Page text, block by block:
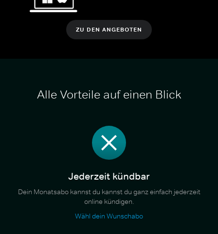
ZU DEN ANGEBOTEN
Alle Vorteile auf einen Blick
Jederzeit kündbar
Dein Monatsabo kannst du kannst du ganz einfach jederzeit
online kündigen.
Wähl dein Wunschabo